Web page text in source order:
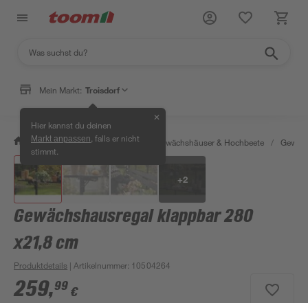
Mein Markt: Troisdorf
Hier kannst du deinen
Markt anpassen , falls er nicht
stimmt.
✕
/ Garten & Freizeit / Anzucht, Gewächshäuser & Hochbeete /
+2
Gewächshausregal klappbar 280
x21,8 cm
Produktdetails | Artikelnummer: 10504264
259,99 €